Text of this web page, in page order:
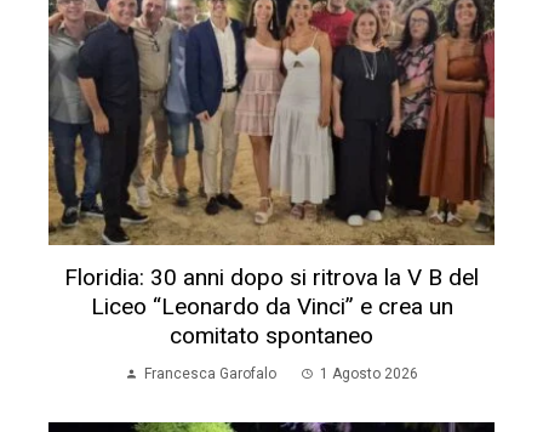
Floridia: 30 anni dopo si ritrova la V B del
Liceo “Leonardo da Vinci” e crea un
comitato spontaneo
Francesca Garofalo 1 Agosto 2026